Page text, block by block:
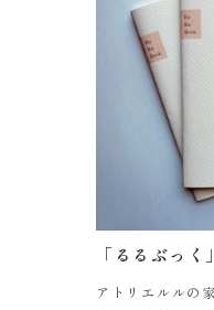
「るるぶっ
アトリエルルの